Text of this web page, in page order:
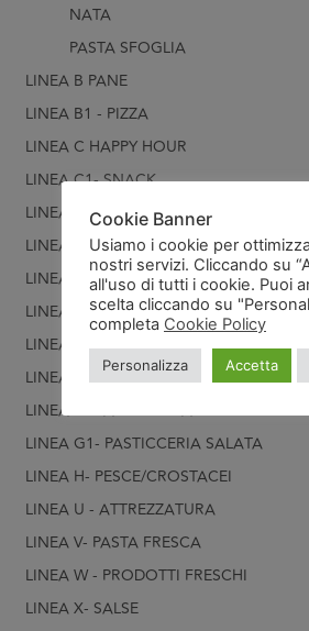
NATA
PASTA SFOGLIA
LINEA B PANE
LINEA B1 - PIZZA
LINEA C HAPPY HOUR
LINEA C1- SNACK
LINEA CARNE MAIALE
LINEA D- CARNI
LINEA E- PATATE
LINEA E2- VERDURA
LINEA F- CREME
LINEA FORMAGGIO
LINEA G- PASTICCERIA
LINEA G1- PASTICCERIA SALATA
LINEA H- PESCE/CROSTACEI
LINEA U - ATTREZZATURA
LINEA V- PASTA FRESCA
LINEA W - PRODOTTI FRESCHI
LINEA X- SALSE
Cookie Banner
Usiamo i cookie per
nostri servizi. Cliccando su
all'uso di tutti i cookie. Puoi
scelta cliccando su
completa Cookie Policy
Personalizza Accetta